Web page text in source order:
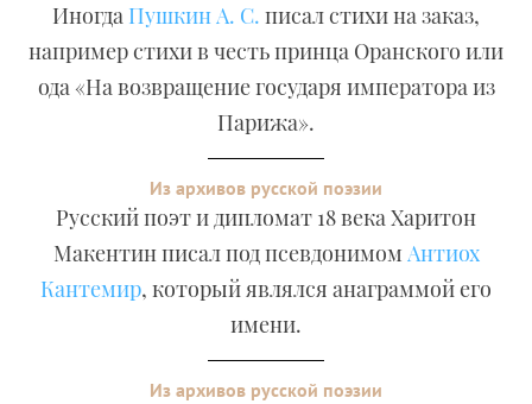
Иногда Пушкин А. С. писал стихи на заказ,
например стихи в честь принца Оранского или
ода «На возвращение государя императора из
Парижа».
Из архивов русской поэзии
Русский поэт и дипломат 18 века Харитон
Макентин писал под псевдонимом Антиох
Кантемир, который являлся анаграммой его
имени.
Из архивов русской поэзии